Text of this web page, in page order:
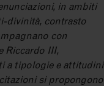
in ambiti
divinità, contrasto
con
Riccardo III,
a tipologie e attitudini
si propongono